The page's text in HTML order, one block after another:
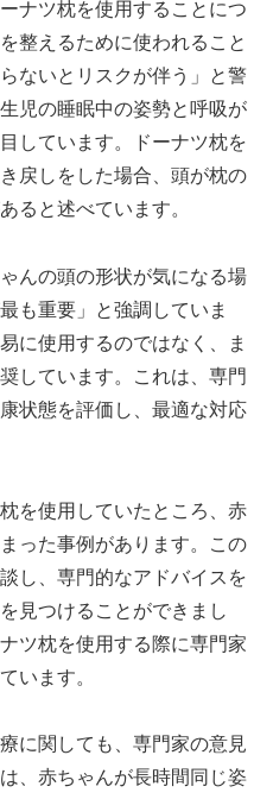
ナツ枕を使用することにつ
整えるために使われること
ないとリスクが伴う」と警
児の睡眠中の姿勢と呼吸が
しています。ドーナツ枕を
戻しをした場合、頭が枕の
ると述べています。
んの頭の形状が気になる場
も重要」と強調していま
に使用するのではなく、ま
しています。これは、専門
状態を評価し、最適な対応
を使用していたところ、赤
った事例があります。この
し、専門的なアドバイスを
見つけることができまし
ツ枕を使用する際に専門家
います。
に関しても、専門家の意見
、赤ちゃんが長時間同じ姿